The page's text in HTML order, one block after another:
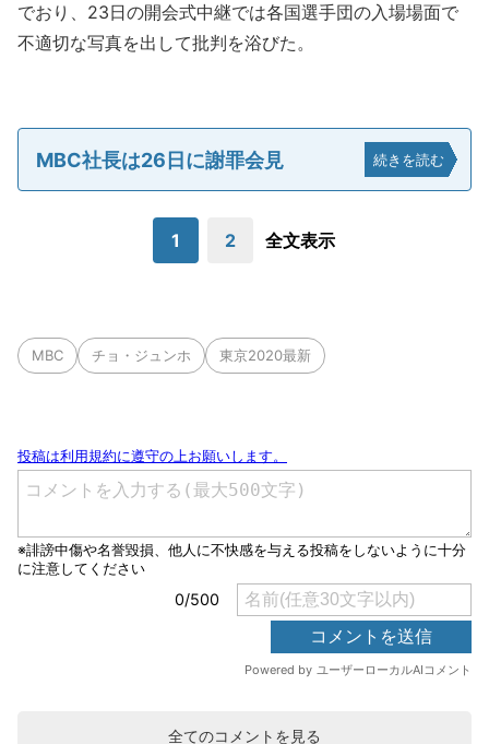
でおり、23日の開会式中継では各国選手団の入場場面で
不適切な写真を出して批判を浴びた。
MBC社長は26日に謝罪会見 続きを読む
1 2 全文表示
MBC チョ・ジュンホ 東京2020最新
全てのコメントを見る